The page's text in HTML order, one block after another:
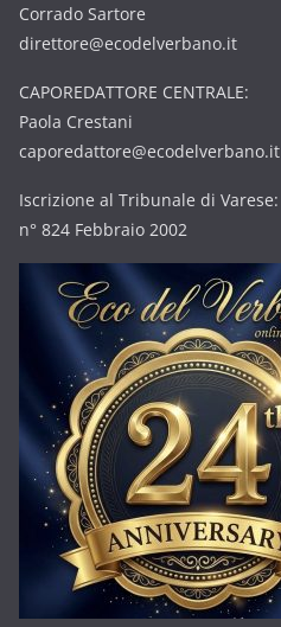
Corrado Sartore
direttore@ecodelverbano.it
CAPOREDATTORE CENTRALE:
Paola Crestani
caporedattore@ecodelverbano.it
Iscrizione al Tribunale di Varese:
n° 824 Febbraio 2002